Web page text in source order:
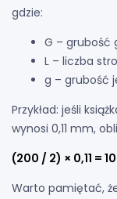
gdzie:
G – grubość
L – liczba
g – grubość
Przykład: jeśli
wynosi 0,11 mm,
(200 / 2) × 0,11 =
Warto pamiętać,